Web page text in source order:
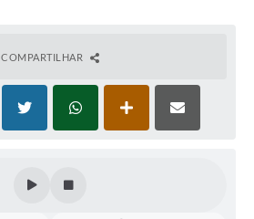
COMPARTILHAR